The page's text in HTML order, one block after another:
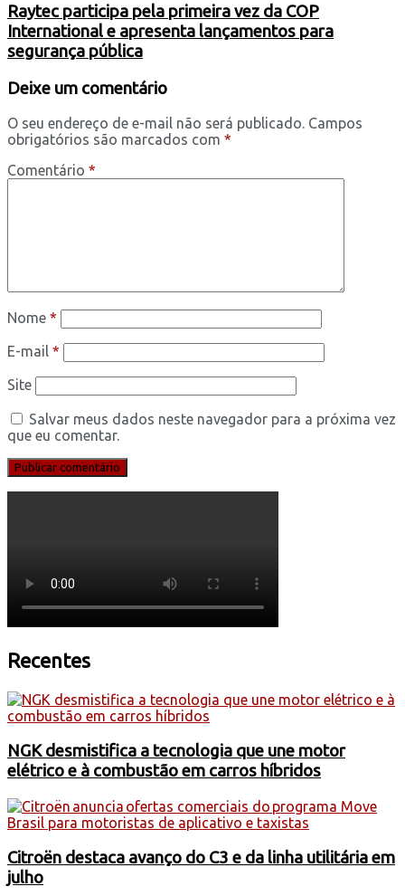
Raytec participa pela primeira vez da COP
International e apresenta lançamentos para
segurança pública
Deixe um comentário
O seu endereço de e-mail não será publicado. Campos
obrigatórios são marcados com *
Comentário *
Nome *
E-mail *
Site
Salvar meus dados neste navegador para a próxima vez
que eu comentar.
Recentes
NGK desmistifica a tecnologia que une motor
elétrico e à combustão em carros híbridos
Citroën destaca avanço do C3 e da linha utilitária em
julho